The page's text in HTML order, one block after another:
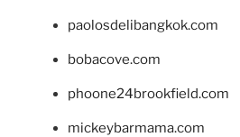
paolosdelibangkok.com
bobacove.com
phoone24brookfield.com
mickeybarmama.com